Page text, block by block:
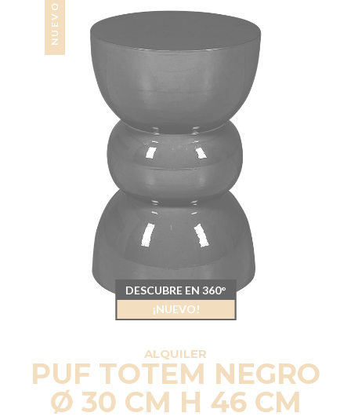
ALQUILER
PUF TOTEM NEGRO
Ø 30 CM H 46 CM
DESCUBRE EN 360°
¡NUEVO!
NUEVO